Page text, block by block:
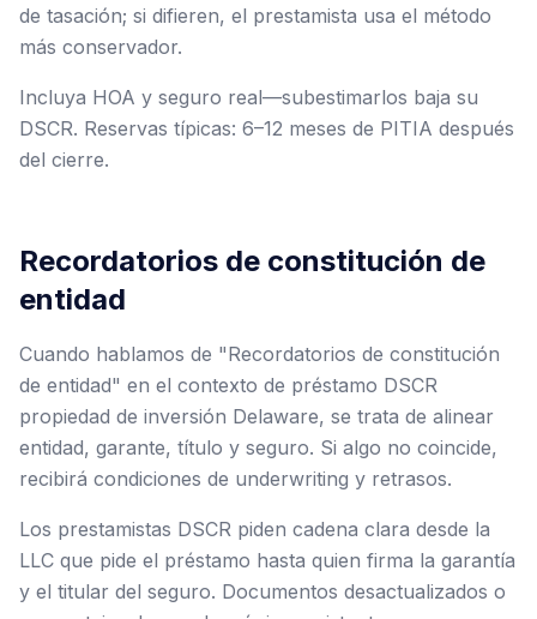
de tasación; si difieren, el prestamista usa el método
más conservador.
Incluya HOA y seguro real—subestimarlos baja su
DSCR. Reservas típicas: 6–12 meses de PITIA después
del cierre.
Recordatorios de constitución de
entidad
Cuando hablamos de "Recordatorios de constitución
de entidad" en el contexto de préstamo DSCR
propiedad de inversión Delaware, se trata de alinear
entidad, garante, título y seguro. Si algo no coincide,
recibirá condiciones de underwriting y retrasos.
Los prestamistas DSCR piden cadena clara desde la
LLC que pide el préstamo hasta quien firma la garantía
y el titular del seguro. Documentos desactualizados o